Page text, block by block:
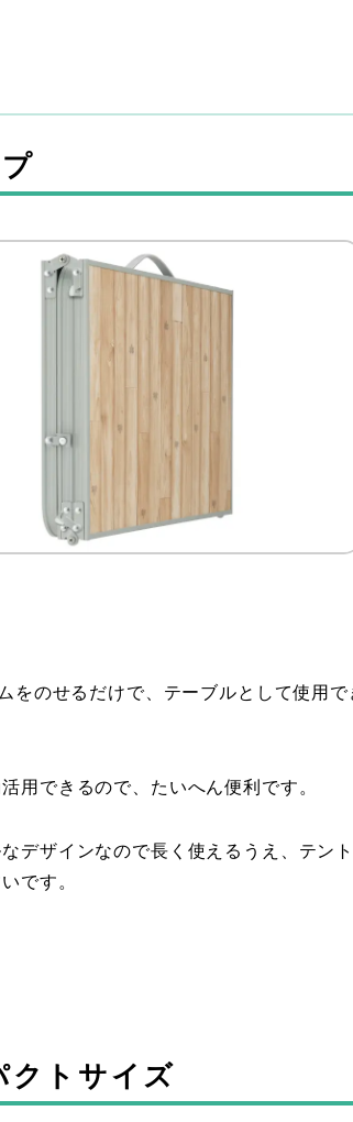
をのせるだけで、テーブルとして使用で
用できるので、たいへん便利です。
デザインなので長く使えるうえ、テン
です。
クトサイズ